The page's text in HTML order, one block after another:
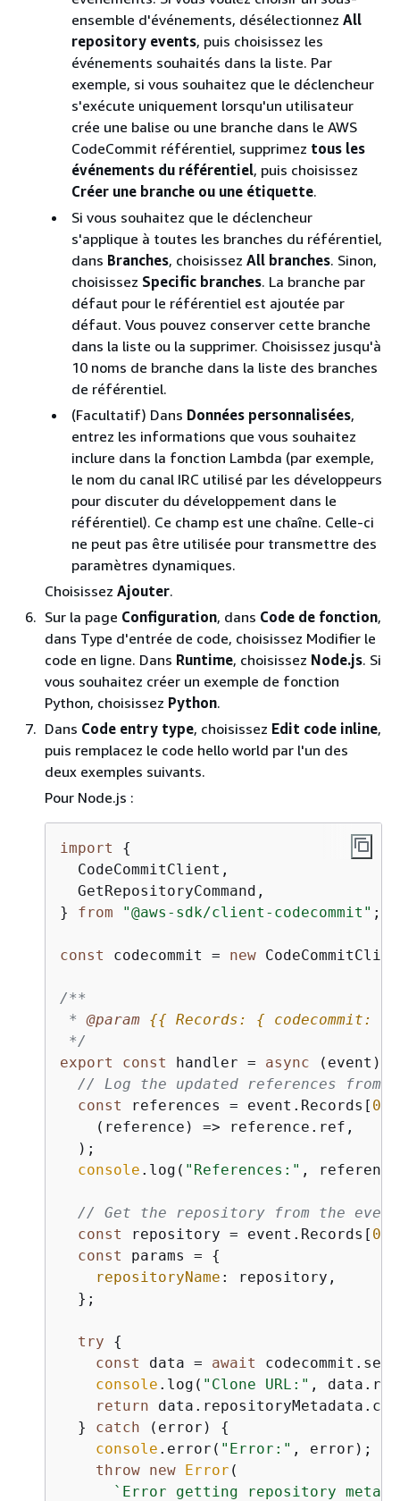
ensemble d'événements, désélectionnez All
repository events, puis choisissez les
événements souhaités dans la liste. Par
exemple, si vous souhaitez que le déclencheur
s'exécute uniquement lorsqu'un utilisateur
crée une balise ou une branche dans le AWS
CodeCommit référentiel, supprimez tous les
événements du référentiel, puis choisissez
Créer une branche ou une étiquette.
Si vous souhaitez que le déclencheur
s'applique à toutes les branches du référentiel,
dans Branches, choisissez All branches. Sinon,
choisissez Specific branches. La branche par
défaut pour le référentiel est ajoutée par
défaut. Vous pouvez conserver cette branche
dans la liste ou la supprimer. Choisissez jusqu'à
10 noms de branche dans la liste des branches
de référentiel.
(Facultatif) Dans Données personnalisées,
entrez les informations que vous souhaitez
inclure dans la fonction Lambda (par exemple,
le nom du canal IRC utilisé par les développeurs
pour discuter du développement dans le
référentiel). Ce champ est une chaîne. Celle-ci
ne peut pas être utilisée pour transmettre des
paramètres dynamiques.
Choisissez Ajouter.
Sur la page Configuration, dans Code de fonction,
dans Type d'entrée de code, choisissez Modifier le
code en ligne. Dans Runtime, choisissez Node.js. Si
vous souhaitez créer un exemple de fonction
Python, choisissez Python.
Dans Code entry type, choisissez Edit code inline,
puis remplacez le code hello world par l'un des
deux exemples suivants.
Pour Node.js :
import
{
  CodeCommitClient,
  GetRepositoryCommand,
} from "@aws-sdk/client-codecommit" ;
const codecommit = new
/**
* @param {{ Records: { codecommit:
*/
export
const handler = async (event)
// Log the updated references from
const
references = event.Records[ 0
( reference ) => reference.ref,
  );
console .log( "References:" ,
// Get the repository from the
const
repository = event.Records[ 0
const
params = {
repositoryName : repository,
  };
try
{
const
data = await
console .log( "Clone URL:" ,
return
  }
catch (error) {
console .error( "Error:" , error);
throw new Error (
`Error getting repository